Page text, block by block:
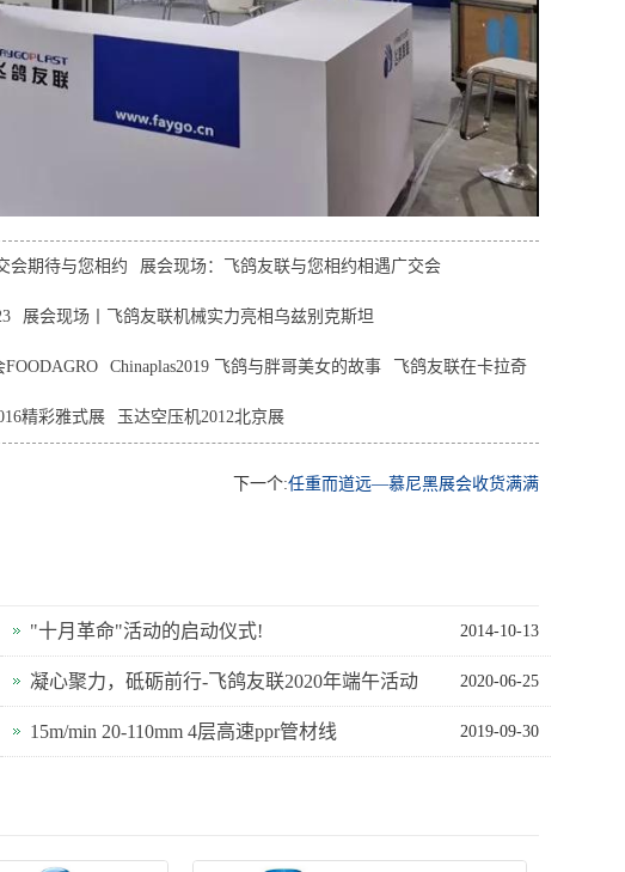
会期待与您相约 展会现场：飞鸽友联与您相约相遇广交会
展会现场丨飞鸽友联机械实力亮相乌兹别克斯坦
Chinaplas2019 飞鸽与胖哥美女的故事 飞鸽友联在卡拉奇
精彩雅式展 玉达空压机2012北京展
下一个:任重而道远—慕尼黑展会收货满满
2014-10-13
"十月革命"活动的启动仪式!
2020-06-25
凝心聚力，砥砺前行-飞鸽友联2020年端午活动
2019-09-30
15m/min 20-110mm 4层高速ppr管材线